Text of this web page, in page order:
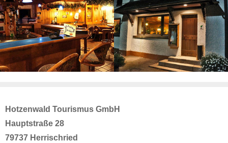
Hotzenwald Tourismus GmbH
Hauptstraße 28
79737 Herrischried